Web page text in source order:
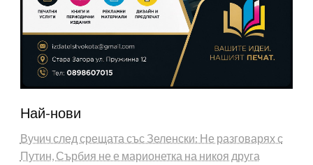
Най-нови
Вучич след срещата със Зеленски: Не разговарях с
Путин, Сърбия не е марионетка на никоя друга